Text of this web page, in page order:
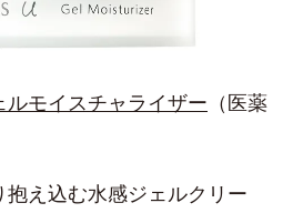
モイスチャライザー （医薬
抱え込む水感ジェルクリー